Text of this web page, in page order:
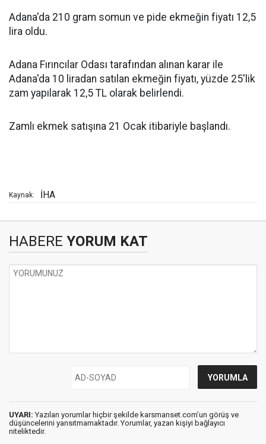
Adana'da 210 gram somun ve pide ekmeğin fiyatı 12,5
lira oldu.
Adana Fırıncılar Odası tarafından alınan karar ile
Adana'da 10 liradan satılan ekmeğin fiyatı, yüzde 25'lik
zam yapılarak 12,5 TL olarak belirlendi.
Zamlı ekmek satışına 21 Ocak itibariyle başlandı.
Kaynak: İHA
HABERE YORUM KAT
UYARI: Yazılan yorumlar hiçbir şekilde karsmanset.com’un görüş ve
düşüncelerini yansıtmamaktadır. Yorumlar, yazan kişiyi bağlayıcı
niteliktedir.